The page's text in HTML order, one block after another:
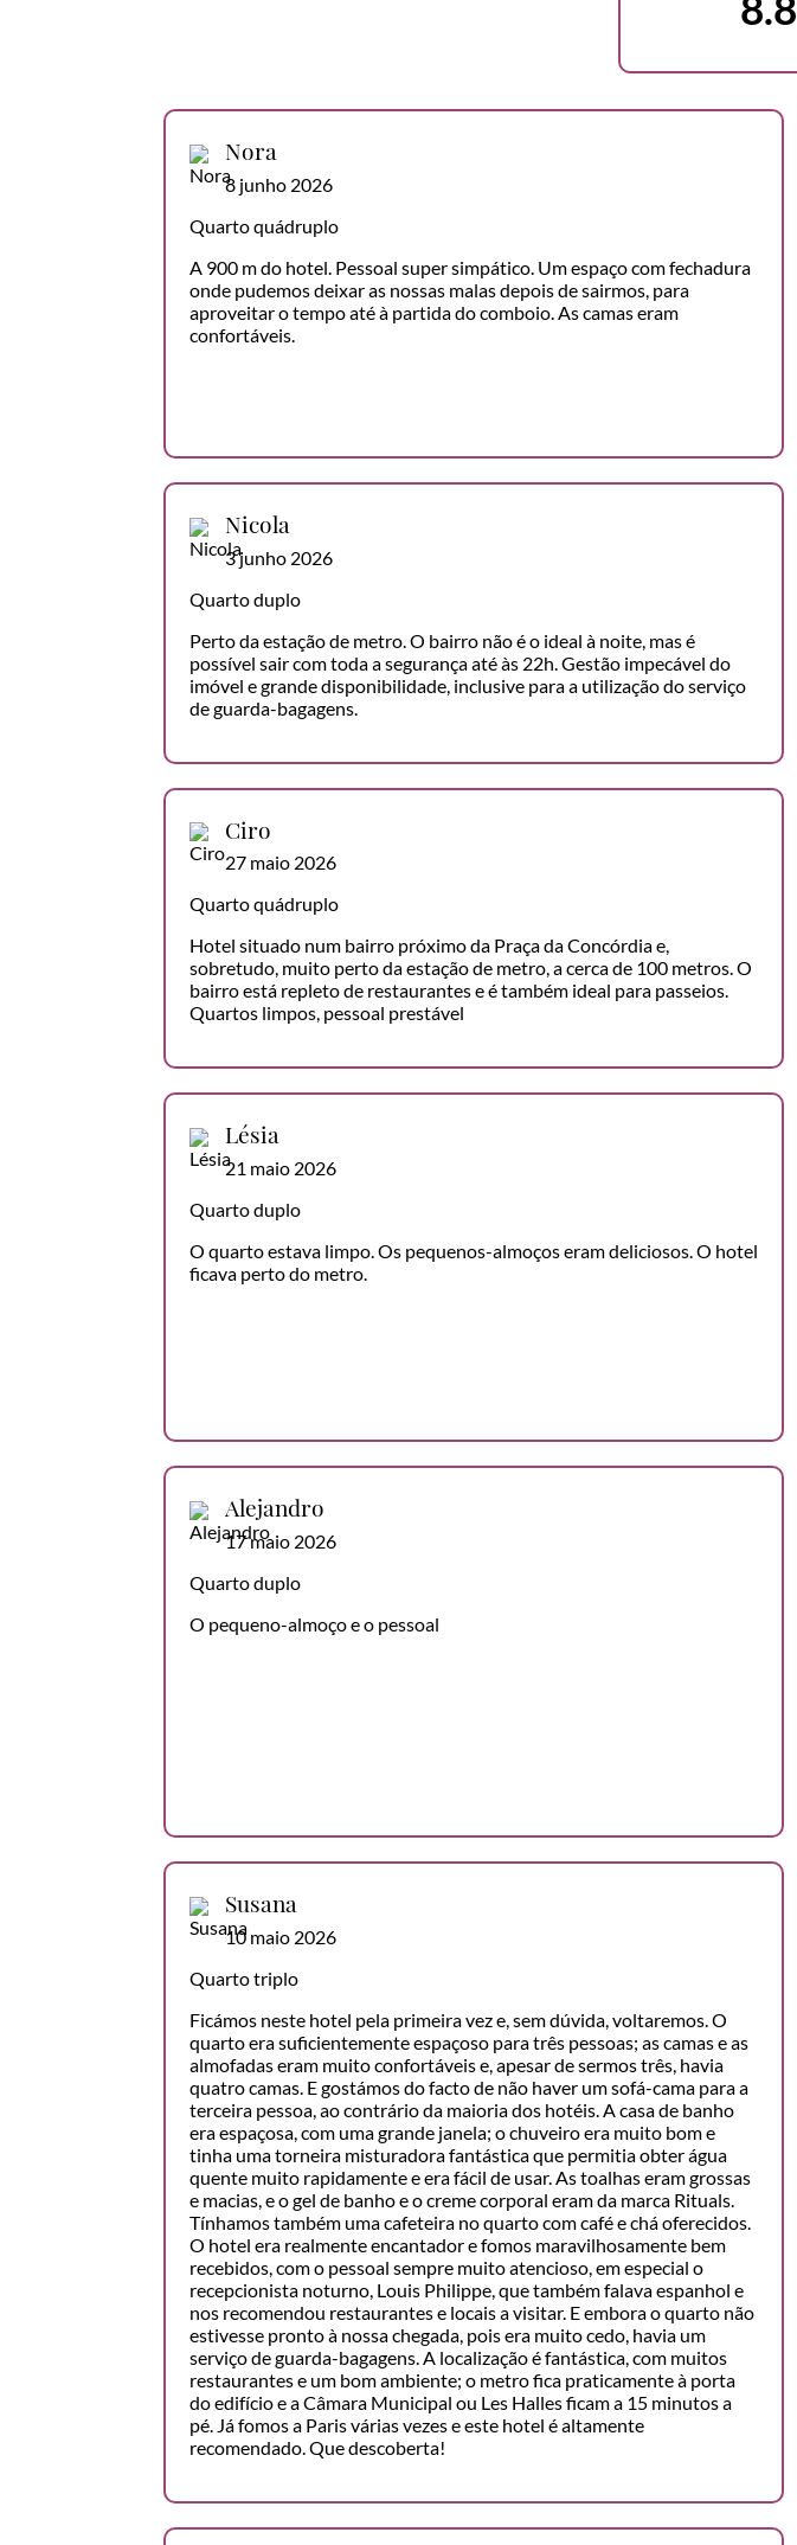
Nora
8 junho 2026
Quarto quádruplo
A 900 m do hotel. Pessoal super simpático. Um espaço com fechadura
onde pudemos deixar as nossas malas depois de sairmos, para
aproveitar o tempo até à partida do comboio. As camas eram
confortáveis.
Nicola
3 junho 2026
Quarto duplo
Perto da estação de metro. O bairro não é o ideal à noite, mas é
possível sair com toda a segurança até às 22h. Gestão impecável do
imóvel e grande disponibilidade, inclusive para a utilização do serviço
de guarda-bagagens.
Ciro
27 maio 2026
Quarto quádruplo
Hotel situado num bairro próximo da Praça da Concórdia e,
sobretudo, muito perto da estação de metro, a cerca de 100 metros. O
bairro está repleto de restaurantes e é também ideal para passeios.
Quartos limpos, pessoal prestável
Lésia
21 maio 2026
Quarto duplo
O quarto estava limpo. Os pequenos-almoços eram deliciosos. O hotel
ficava perto do metro.
Alejandro
17 maio 2026
Quarto duplo
O pequeno-almoço e o pessoal
Susana
10 maio 2026
Quarto triplo
Ficámos neste hotel pela primeira vez e, sem dúvida, voltaremos. O
quarto era suficientemente espaçoso para três pessoas; as camas e as
almofadas eram muito confortáveis e, apesar de sermos três, havia
quatro camas. E gostámos do facto de não haver um sofá-cama para a
terceira pessoa, ao contrário da maioria dos hotéis. A casa de banho
era espaçosa, com uma grande janela; o chuveiro era muito bom e
tinha uma torneira misturadora fantástica que permitia obter água
quente muito rapidamente e era fácil de usar. As toalhas eram grossas
e macias, e o gel de banho e o creme corporal eram da marca Rituals.
Tínhamos também uma cafeteira no quarto com café e chá oferecidos.
O hotel era realmente encantador e fomos maravilhosamente bem
recebidos, com o pessoal sempre muito atencioso, em especial o
recepcionista noturno, Louis Philippe, que também falava espanhol e
nos recomendou restaurantes e locais a visitar. E embora o quarto não
estivesse pronto à nossa chegada, pois era muito cedo, havia um
serviço de guarda-bagagens. A localização é fantástica, com muitos
restaurantes e um bom ambiente; o metro fica praticamente à porta
do edifício e a Câmara Municipal ou Les Halles ficam a 15 minutos a
pé. Já fomos a Paris várias vezes e este hotel é altamente
recomendado. Que descoberta!